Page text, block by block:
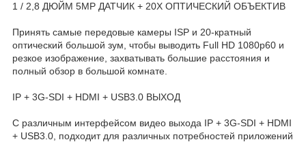
1 / 2,8 ДЮЙМ 5MP ДАТЧИК + 20X ОПТИЧЕСКИЙ ОБЪЕКТИВ
Принять самые передовые камеры ISP и 20-кратный
оптический большой зум, чтобы выводить Full HD 1080p60 и
резкое изображение, захватывать большие расстояния и
полный обзор в большой комнате.
IP + 3G-SDI + HDMI + USB3.0 ВЫХОД
С различным интерфейсом видео выхода IP + 3G-SDI + HDMI
+ USB3.0, подходит для различных потребностей приложений